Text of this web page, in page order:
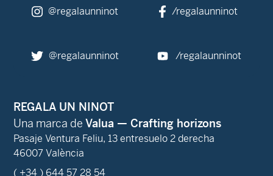
@regalaunninot /regalaunninot
@regalaunninot /regalaunninot
REGALA UN NINOT
Una marca de Valua — Crafting horizons
Pasaje Ventura Feliu, 13 entresuelo 2 derecha
46007 València
( +34 ) 644 57 28 54